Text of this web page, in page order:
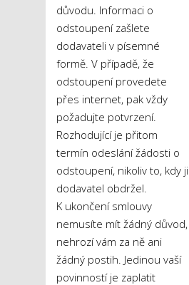
důvodu. Informaci o
odstoupení zašlete
dodavateli v písemné
formě. V případě, že
odstoupení provedete
přes internet, pak vždy
požadujte potvrzení.
Rozhodující je přitom
termín odeslání žádosti o
odstoupení, nikoliv to, kdy ji
dodavatel obdržel.
K ukončení smlouvy
nemusíte mít žádný důvod,
nehrozí vám za ně ani
žádný postih. Jedinou vaší
povinností je zaplatit